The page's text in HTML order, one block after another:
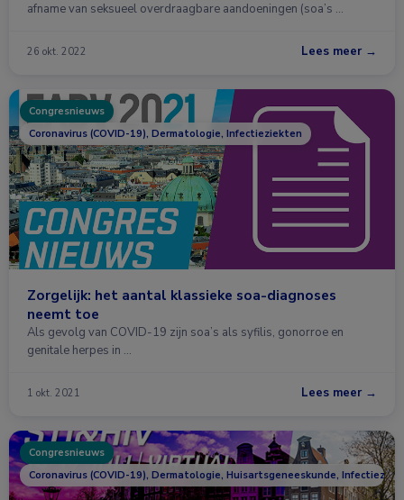
afname van seksueel overdraagbare aandoeningen (soa’s …
26 okt. 2022 Lees meer →
Congresnieuws
Coronavirus (COVID-19), Dermatologie, Infectieziekten
Zorgelijk: het aantal klassieke soa-diagnoses
neemt toe
Als gevolg van COVID-19 zijn soa’s als syfilis, gonorroe en
genitale herpes in …
1 okt. 2021 Lees meer →
Congresnieuws
Coronavirus (COVID-19), Dermatologie, Huisartsgeneeskunde,